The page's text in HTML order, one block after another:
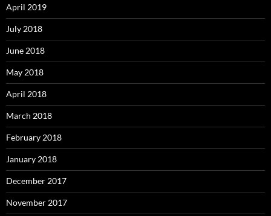
April 2019
July 2018
June 2018
May 2018
April 2018
March 2018
February 2018
January 2018
December 2017
November 2017